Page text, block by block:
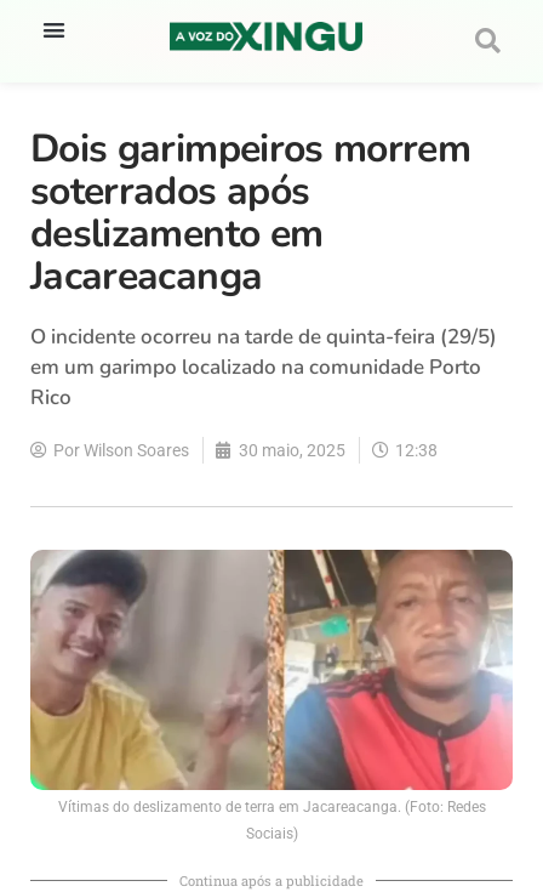
Dois garimpeiros morrem
soterrados após
deslizamento em
Jacareacanga
O incidente ocorreu na tarde de quinta-feira (29/5)
em um garimpo localizado na comunidade Porto
Rico
PorWilson Soares 30 maio, 2025 12:38
Vítimas do deslizamento de terra em Jacareacanga. (Foto: Redes
Sociais)
Continua após a publicidade